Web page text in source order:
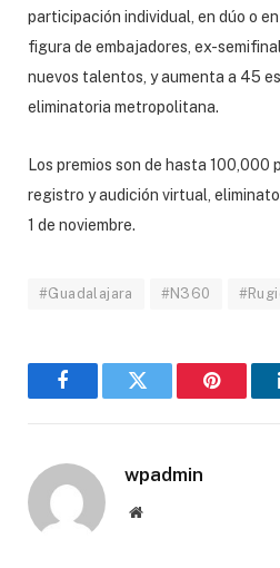
participación individual, en dúo o
figura de embajadores, ex-
nuevos talentos, y aumenta a 45
eliminatoria metropolitana.
Los premios son de hasta 100,000
registro y audición virtual,
1 de noviembre.
#Guadalajara #N360
FacebookTwitter Pinterest
wpadmin
Website